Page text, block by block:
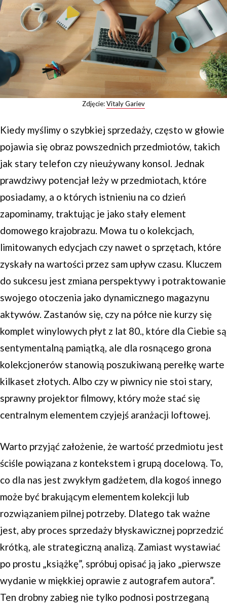
Zdjęcie:Vitaly Gariev
Kiedy myślimy o szybkiej sprzedaży, często w głowie
pojawia się obraz powszednich przedmiotów, takich
jak stary telefon czy nieużywany konsol. Jednak
prawdziwy potencjał leży w przedmiotach, które
posiadamy, a o których istnieniu na co dzień
zapominamy, traktując je jako stały element
domowego krajobrazu. Mowa tu o kolekcjach,
limitowanych edycjach czy nawet o sprzętach, które
zyskały na wartości przez sam upływ czasu. Kluczem
do sukcesu jest zmiana perspektywy i potraktowanie
swojego otoczenia jako dynamicznego magazynu
aktywów. Zastanów się, czy na półce nie kurzy się
komplet winylowych płyt z lat 80., które dla Ciebie są
sentymentalną pamiątką, ale dla rosnącego grona
kolekcjonerów stanowią poszukiwaną perełkę warte
kilkaset złotych. Albo czy w piwnicy nie stoi stary,
sprawny projektor filmowy, który może stać się
centralnym elementem czyjejś aranżacji loftowej.
Warto przyjąć założenie, że wartość przedmiotu jest
ściśle powiązana z kontekstem i grupą docelową. To,
co dla nas jest zwykłym gadżetem, dla kogoś innego
może być brakującym elementem kolekcji lub
rozwiązaniem pilnej potrzeby. Dlatego tak ważne
jest, aby proces sprzedaży błyskawicznej poprzedzić
krótką, ale strategiczną analizą. Zamiast wystawiać
po prostu „książkę”, spróbuj opisać ją jako „pierwsze
wydanie w miękkiej oprawie z autografem autora”.
Ten drobny zabieg nie tylko podnosi postrzeganą